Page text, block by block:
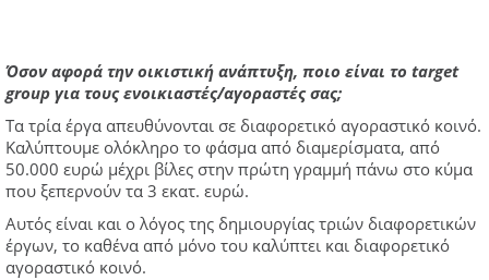
Όσον αφορά την οικιστική ανάπτυξη, ποιο είναι το target
group για τους ενοικιαστές/αγοραστές σας;
Τα τρία έργα απευθύνονται σε διαφορετικό αγοραστικό κοινό.
Καλύπτουμε ολόκληρο το φάσμα από διαμερίσματα, από
50.000 ευρώ μέχρι βίλες στην πρώτη γραμμή πάνω στο κύμα
που ξεπερνούν τα 3 εκατ. ευρώ.
Αυτός είναι και ο λόγος της δημιουργίας τριών διαφορετικών
έργων, το καθένα από μόνο του καλύπτει και διαφορετικό
αγοραστικό κοινό.